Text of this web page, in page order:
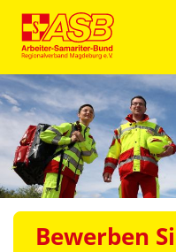
Bewerben